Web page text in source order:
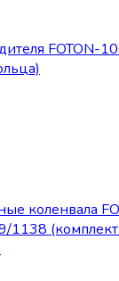
FOTON-
коленвала
(комплект